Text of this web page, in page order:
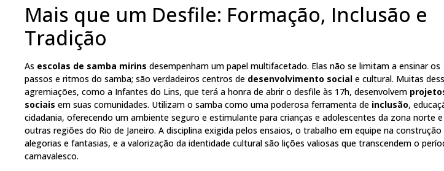
Mais que um Desfile: Formação, Inclusão e
Tradição
As escolas de samba mirins desempenham um papel multifacetado. Elas não se limitam a ensinar os
passos e ritmos do samba; são verdadeiros centros de desenvolvimento social e cultural. Muitas
agremiações, como a Infantes do Lins, que terá a honra de abrir o desfile às 17h, desenvolvem
sociais em suas comunidades. Utilizam o samba como uma poderosa ferramenta de inclusão,
cidadania, oferecendo um ambiente seguro e estimulante para crianças e adolescentes da zona norte
outras regiões do Rio de Janeiro. A disciplina exigida pelos ensaios, o trabalho em equipe na construção
alegorias e fantasias, e a valorização da identidade cultural são lições valiosas que transcendem o
carnavalesco.